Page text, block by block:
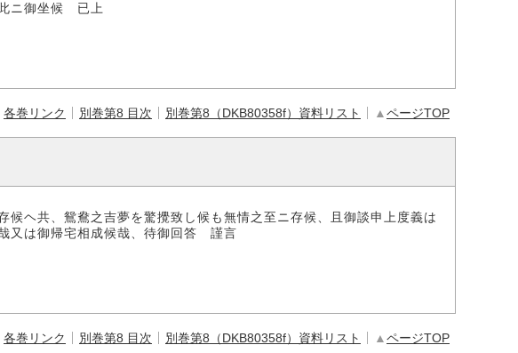
此ニ御坐候 已上
各巻リンク 別巻第8 目次 別巻第8（DKB80358f）資料リスト ▲ページTOP
ヘ共、鴛鴦之吉夢を驚攪致し候も無情之至ニ存候、且御談申上度義は
又は御帰宅相成候哉、待御回答 謹言
各巻リンク 別巻第8 目次 別巻第8（DKB80358f）資料リスト ▲ページTOP